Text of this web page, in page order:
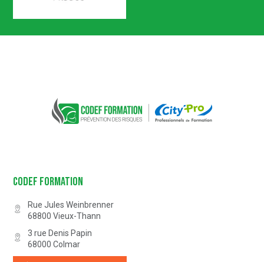
Certification n° 5619
Partenaire Marque Alsace
Codef Formation
Rue Jules Weinbrenner
68800 Vieux-Thann
3 rue Denis Papin
68000 Colmar